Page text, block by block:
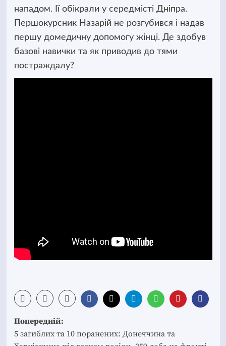
нападом. Ії обікрали у середмісті Дніпра.
Першокурсник Назарій не розгубився і надав
першу домедичну допомогу жінці. Де здобув
базові навички та як приводив до тями
постраждалу?
Post
navigation
Попередній:
5 загиблих та 10 поранених: Донеччина та